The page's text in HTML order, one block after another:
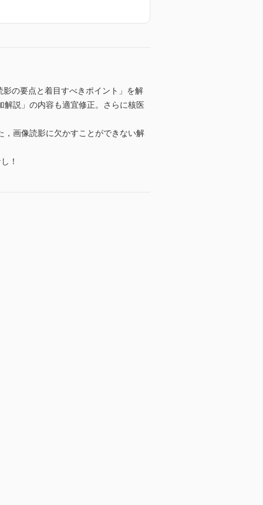
の要点と着目すべきポイント」を解
説」の内容も適宜修正。さらに核医
画像読影に欠かすことができない解
！